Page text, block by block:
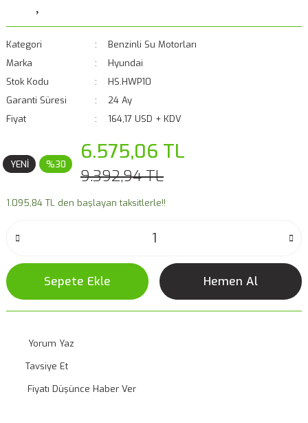
Kategori
Benzinli Su Motorları
Marka
Hyundai
Stok Kodu
HS.HWP10
Garanti Süresi
24 Ay
Fiyat
164,17 USD + KDV
YENİ %30 6.575,06 TL
9.392,94 TL
1.095,84 TL den başlayan taksitlerle!!
Sepete Ekle Hemen Al
Yorum Yaz
Tavsiye Et
Fiyatı Düşünce Haber Ver